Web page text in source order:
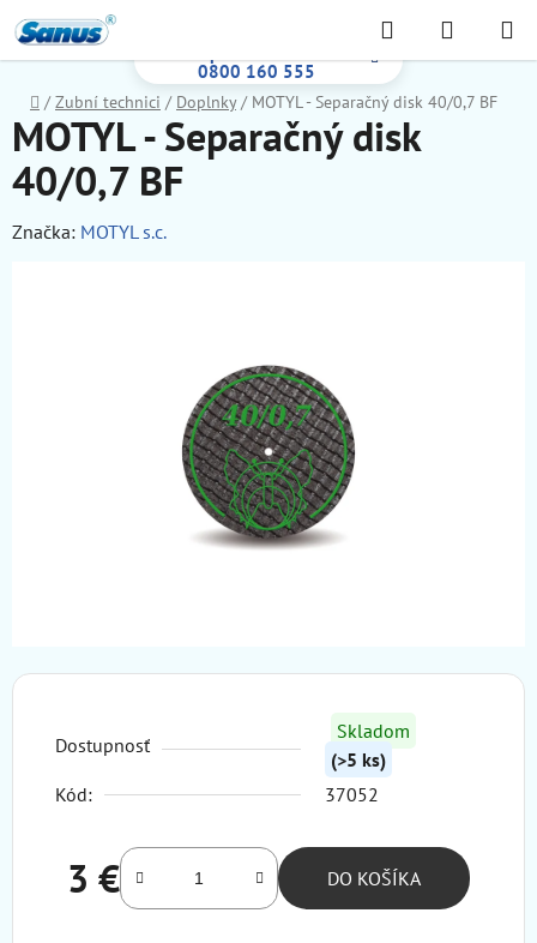
na
obsah
0800 160 555
Hľadať
KOŠÍK
Domov
/ Zubní technici / Doplnky / MOTYL - Separačný disk 40/0,7 BF
Dostupnosť
Skladom
(>5 ks)
Kód:
37052
3 €
Jednotková cena:
DO KOŠÍKA
MOTYL - Separačný disk
40/0,7 BF
Značka: MOTYL s.c.